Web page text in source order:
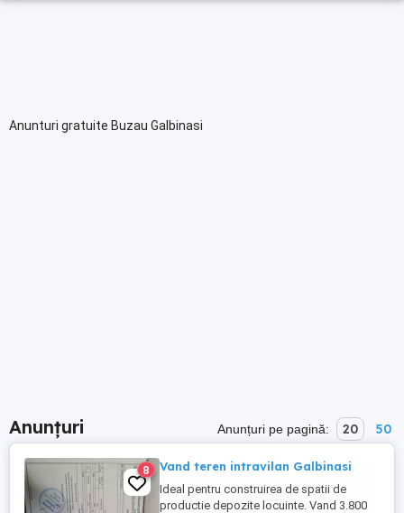
Anunturi gratuite Buzau Galbinasi
Anunțuri Anunțuri pe pagină: 20 50
8 Vand teren intravilan Galbinasi
Ideal pentru construirea de spatii de
productie depozite locuinte. Vand 3.800